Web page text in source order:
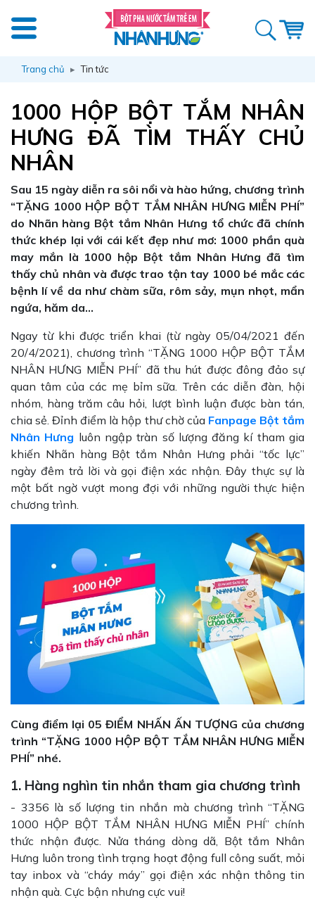
Trang chủ Tin tức
1000 HỘP BỘT TẮM NHÂN
HƯNG ĐÃ TÌM THẤY CHỦ
NHÂN
Sau 15 ngày diễn ra sôi nổi và hào hứng, chương trình
“TẶNG 1000 HỘP BỘT TẮM NHÂN HƯNG MIỄN PHÍ”
do Nhãn hàng Bột tắm Nhân Hưng tổ chức đã chính
thức khép lại với cái kết đẹp như mơ: 1000 phần quà
may mắn là 1000 hộp Bột tắm Nhân Hưng đã tìm
thấy chủ nhân và được trao tận tay 1000 bé mắc các
bệnh lí về da như chàm sữa, rôm sảy, mụn nhọt, mẩn
ngứa, hăm da…
Ngay từ khi được triển khai (từ ngày 05/04/2021 đến
20/4/2021), chương trình “TẶNG 1000 HỘP BỘT TẮM
NHÂN HƯNG MIỄN PHÍ” đã thu hút được đông đảo sự
quan tâm của các mẹ bỉm sữa. Trên các diễn đàn, hội
nhóm, hàng trăm câu hỏi, lượt bình luận được bàn tán,
chia sẻ. Đỉnh điểm là hộp thư chờ của Fanpage Bột tắm
Nhân Hưng luôn ngập tràn số lượng đăng kí tham gia
khiến Nhãn hàng Bột tắm Nhân Hưng phải “tốc lực”
ngày đêm trả lời và gọi điện xác nhận. Đây thực sự là
một bất ngờ vượt mong đợi với những người thực hiện
chương trình.
Cùng điểm lại 05 ĐIỂM NHẤN ẤN TƯỢNG của chương
trình “TẶNG 1000 HỘP BỘT TẮM NHÂN HƯNG MIỄN
PHÍ” nhé.
1. Hàng nghìn tin nhắn tham gia chương trình
- 3356 là số lượng tin nhắn mà chương trình “TẶNG
1000 HỘP BỘT TẮM NHÂN HƯNG MIỄN PHÍ” chính
thức nhận được. Nửa tháng dòng dã, Bột tắm Nhân
Hưng luôn trong tình trạng hoạt động full công suất, mỏi
tay inbox và “cháy máy” gọi điện xác nhận thông tin
nhận quà. Cực bận nhưng cực vui!